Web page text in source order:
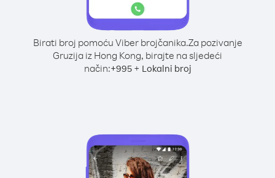
Birati broj pomoću Viber brojčanika.Za pozivanje
Gruzija iz Hong Kong, birajte na sljedeći
način:+995+ Lokalni broj